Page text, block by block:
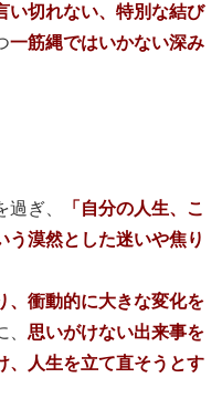
い切れない、特別な結び
一筋縄ではいかない深み
ぎ、
「自分の人生、こ
う漠然とした迷いや焦り
、衝動的に大きな変化を
思いがけない出来事を
、人生を立て直そうとす